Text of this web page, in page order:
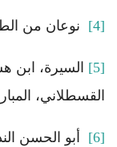
[4] نوعان من
[5]
القسطلاني،
[6] أبو الحسن